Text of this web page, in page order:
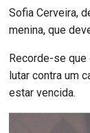
Sofia Cerveira,
menina, que
Recorde-se que
lutar contra um
estar vencida.